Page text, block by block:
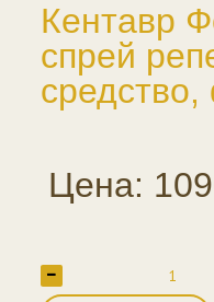
Кентавр
спрей
Цена: